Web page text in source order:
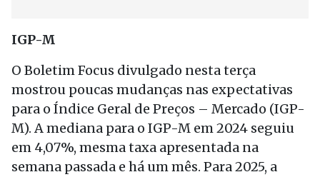
IGP-M
O Boletim Focus divulgado nesta terça
mostrou poucas mudanças nas expectativas
para o Índice Geral de Preços – Mercado (IGP-
M). A mediana para o IGP-M em 2024 seguiu
em 4,07%, mesma taxa apresentada na
semana passada e há um mês. Para 2025, a